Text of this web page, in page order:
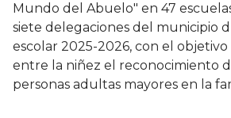
Mundo del Abuelo" en 47
siete delegaciones del municipio
escolar 2025-2026, con el
entre la niñez el reconocimiento
personas adultas mayores en la